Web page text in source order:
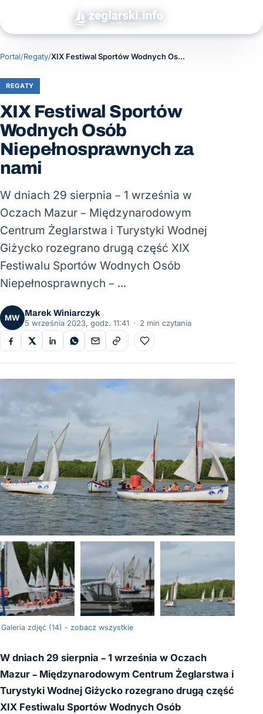
Portal/Regaty/ XIX Festiwal Sportów Wodnych Osób Niepełnosprawnych za nami
REGATY
XIX Festiwal Sportów
Wodnych Osób
Niepełnosprawnych za
nami
W dniach 29 sierpnia – 1 września w
Oczach Mazur – Międzynarodowym
Centrum Żeglarstwa i Turystyki Wodnej
Giżycko rozegrano drugą część XIX
Festiwalu Sportów Wodnych Osób
Niepełnosprawnych – …
MW
Marek Winiarczyk
5 września 2023, godz. 11:41 · 2 min czytania
Do ulubionych
Galeria zdjęć (14) - zobacz wszystkie
W dniach 29 sierpnia – 1 września w Oczach
Mazur – Międzynarodowym Centrum Żeglarstwa i
Turystyki Wodnej Giżycko rozegrano drugą część
XIX Festiwalu Sportów Wodnych Osób